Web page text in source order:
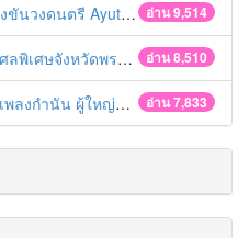
อ่าน 9,514
battle of the bands
อ่าน 8,510
ระนครศรีอยุธยา 2560
อ่าน 7,833
ำนัน ผู้ใหญ่บ้าน ฯลฯ